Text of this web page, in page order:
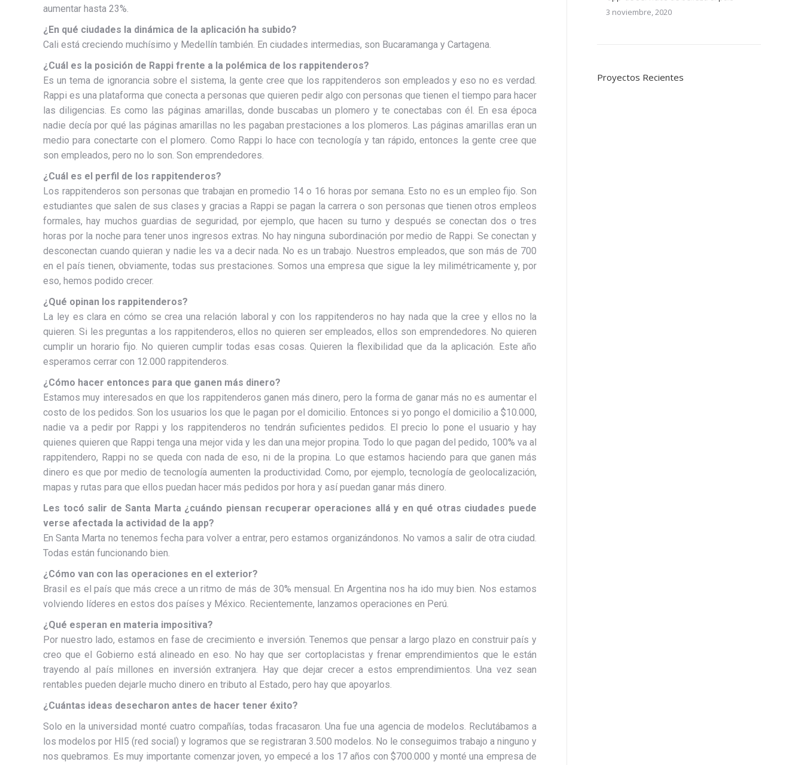
aumentar hasta 23%.
¿En qué ciudades la dinámica de la aplicación ha subido?
Cali está creciendo muchísimo y Medellín también. En ciudades intermedias, son Bucaramanga y Cartagena.
¿Cuál es la posición de Rappi frente a la polémica de los rappitenderos?
Es un tema de ignorancia sobre el sistema, la gente cree que los rappitenderos son empleados y eso no es verdad.
Rappi es una plataforma que conecta a personas que quieren pedir algo con personas que tienen el tiempo para hacer
las diligencias. Es como las páginas amarillas, donde buscabas un plomero y te conectabas con él. En esa época
nadie decía por qué las páginas amarillas no les pagaban prestaciones a los plomeros. Las páginas amarillas eran un
medio para conectarte con el plomero. Como Rappi lo hace con tecnología y tan rápido, entonces la gente cree que
son empleados, pero no lo son. Son emprendedores.
¿Cuál es el perfil de los rappitenderos?
Los rappitenderos son personas que trabajan en promedio 14 o 16 horas por semana. Esto no es un empleo fijo. Son
estudiantes que salen de sus clases y gracias a Rappi se pagan la carrera o son personas que tienen otros empleos
formales, hay muchos guardias de seguridad, por ejemplo, que hacen su turno y después se conectan dos o tres
horas por la noche para tener unos ingresos extras. No hay ninguna subordinación por medio de Rappi. Se conectan y
desconectan cuando quieran y nadie les va a decir nada. No es un trabajo. Nuestros empleados, que son más de 700
en el país tienen, obviamente, todas sus prestaciones. Somos una empresa que sigue la ley milimétricamente y, por
eso, hemos podido crecer.
¿Qué opinan los rappitenderos?
La ley es clara en cómo se crea una relación laboral y con los rappitenderos no hay nada que la cree y ellos no la
quieren. Si les preguntas a los rappitenderos, ellos no quieren ser empleados, ellos son emprendedores. No quieren
cumplir un horario fijo. No quieren cumplir todas esas cosas. Quieren la flexibilidad que da la aplicación. Este año
esperamos cerrar con 12.000 rappitenderos.
¿Cómo hacer entonces para que ganen más dinero?
Estamos muy interesados en que los rappitenderos ganen más dinero, pero la forma de ganar más no es aumentar el
costo de los pedidos. Son los usuarios los que le pagan por el domicilio. Entonces si yo pongo el domicilio a $10.000,
nadie va a pedir por Rappi y los rappitenderos no tendrán suficientes pedidos. El precio lo pone el usuario y hay
quienes quieren que Rappi tenga una mejor vida y les dan una mejor propina. Todo lo que pagan del pedido, 100% va al
rappitendero, Rappi no se queda con nada de eso, ni de la propina. Lo que estamos haciendo para que ganen más
dinero es que por medio de tecnología aumenten la productividad. Como, por ejemplo, tecnología de geolocalización,
mapas y rutas para que ellos puedan hacer más pedidos por hora y así puedan ganar más dinero.
Les tocó salir de Santa Marta ¿cuándo piensan recuperar operaciones allá y en qué otras ciudades puede
verse afectada la actividad de la app?
En Santa Marta no tenemos fecha para volver a entrar, pero estamos organizándonos. No vamos a salir de otra ciudad.
Todas están funcionando bien.
¿Cómo van con las operaciones en el exterior?
Brasil es el país que más crece a un ritmo de más de 30% mensual. En Argentina nos ha ido muy bien. Nos estamos
volviendo líderes en estos dos países y México. Recientemente, lanzamos operaciones en Perú.
¿Qué esperan en materia impositiva?
Por nuestro lado, estamos en fase de crecimiento e inversión. Tenemos que pensar a largo plazo en construir país y
creo que el Gobierno está alineado en eso. No hay que ser cortoplacistas y frenar emprendimientos que le están
trayendo al país millones en inversión extranjera. Hay que dejar crecer a estos emprendimientos. Una vez sean
rentables pueden dejarle mucho dinero en tributo al Estado, pero hay que apoyarlos.
¿Cuántas ideas desecharon antes de hacer tener éxito?
Solo en la universidad monté cuatro compañías, todas fracasaron. Una fue una agencia de modelos. Reclutábamos a
los modelos por HI5 (red social) y logramos que se registraran 3.500 modelos. No le conseguimos trabajo a ninguno y
nos quebramos. Es muy importante comenzar joven, yo empecé a los 17 años con $700.000 y monté una empresa de
3 noviembre, 2020
Proyectos Recientes